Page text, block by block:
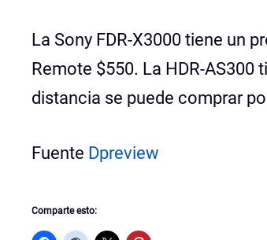
La Sony FDR-X3000 tiene un
Remote $550. La HDR-AS300
distancia se puede comprar
Fuente Dpreview
Comparte esto: